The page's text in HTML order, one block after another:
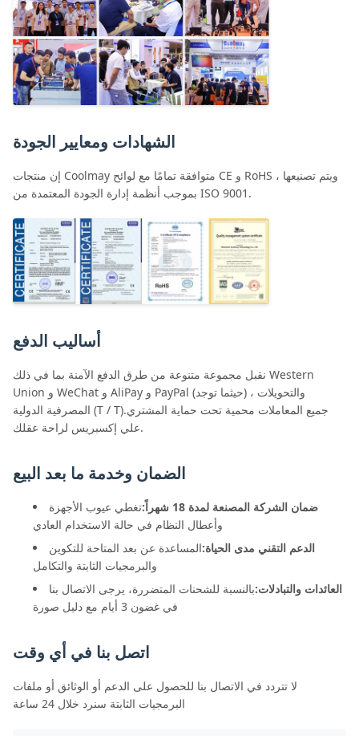
الشهادات ومعايير الجودة
إن منتجات Coolmay متوافقة تمامًا مع لوائح CE و RoHS ، ويتم تصنيعها
بموجب أنظمة إدارة الجودة المعتمدة من ISO 9001.
أساليب الدفع
نقبل مجموعة متنوعة من طرق الدفع الآمنة بما في ذلك Western
Union و WeChat و AliPay و PayPal (حيثما توجد) ، والتحويلات
المصرفية الدولية (T / T).جميع المعاملات محمية تحت حماية المشتري
علي إكسبريس لراحة عقلك.
الضمان وخدمة ما بعد البيع
ضمان الشركة المصنعة لمدة 18 شهراً:
تغطي عيوب الأجهزة
وأعطال النظام في حالة الاستخدام العادي
الدعم التقني مدى الحياة:المساعدة عن بعد المتاحة للتكوين
والبرمجيات الثابتة والتكامل
العائدات والتبادلات:بالنسبة للشحنات المتضررة، يرجى الاتصال بنا
في غضون 3 أيام مع دليل صورة
اتصل بنا في أي وقت
لا تتردد في الاتصال بنا للحصول على الدعم أو الوثائق أو ملفات
البرمجيات الثابتة سنرد خلال 24 ساعة